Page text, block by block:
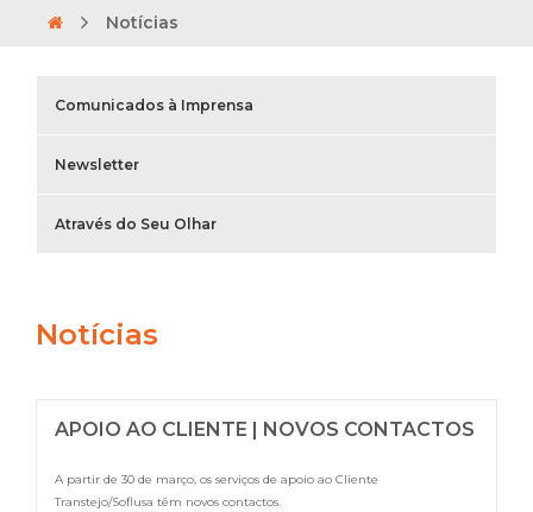
Notícias
Comunicados à Imprensa
Newsletter
Através do Seu Olhar
Notícias
APOIO AO CLIENTE | NOVOS CONTACTOS
A partir de 30 de março, os serviços de apoio ao Cliente
Transtejo/Soflusa têm novos contactos.